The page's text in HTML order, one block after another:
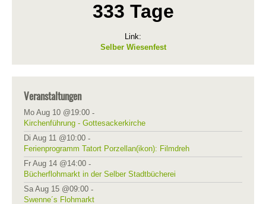
333 Tage
Link:
Selber Wiesenfest
Veranstaltungen
Mo Aug 10 @19:00 -
Kirchenführung - Gottesackerkirche
Di Aug 11 @10:00 -
Ferienprogramm Tatort Porzellan(ikon): Filmdreh
Fr Aug 14 @14:00 -
Bücherflohmarkt in der Selber Stadtbücherei
Sa Aug 15 @09:00 -
Swenne´s Flohmarkt